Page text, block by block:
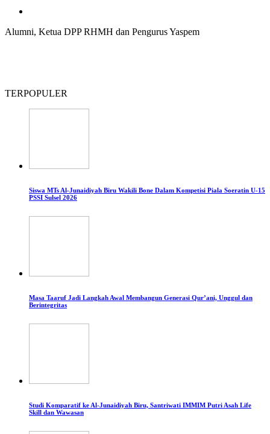
Alumni, Ketua DPP RHMH dan Pengurus Yaspem
TERPOPULER
Siswa MTs Al-Junaidiyah Biru Wakili Bone Dalam Kompetisi Piala Soeratin U-15
PSSI Sulsel 2026
Masa Taaruf Jadi Langkah Awal Membangun Generasi Qur’ani, Unggul dan
Berintegritas
Studi Komparatif ke Al-Junaidiyah Biru, Santriwati IMMIM Putri Asah Life
Skill dan Wawasan